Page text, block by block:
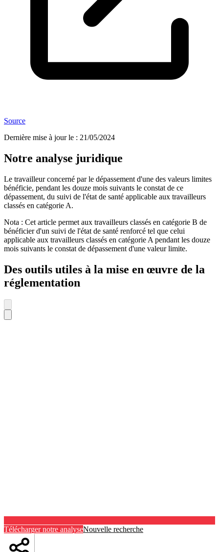
Source
Dernière mise à jour le : 21/05/2024
Notre analyse juridique
Le travailleur concerné par le dépassement d'une des valeurs limites
bénéficie, pendant les douze mois suivants le constat de ce
dépassement, du suivi de l'état de santé applicable aux travailleurs
classés en catégorie A.
Nota : Cet article permet aux travailleurs classés en catégorie B de
bénéficier d'un suivi de l'état de santé renforcé tel que celui
applicable aux travailleurs classés en catégorie A pendant les douze
mois suivants le constat de dépassement d'une valeur limite.
Des outils utiles à la mise en œuvre de la
réglementation
Télécharger notre analyseNouvelle recherche